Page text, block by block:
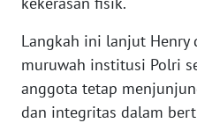
Langkah ini lanjut
muruwah institusi Polri
anggota tetap
dan integritas dalam
WN
NTT
WN